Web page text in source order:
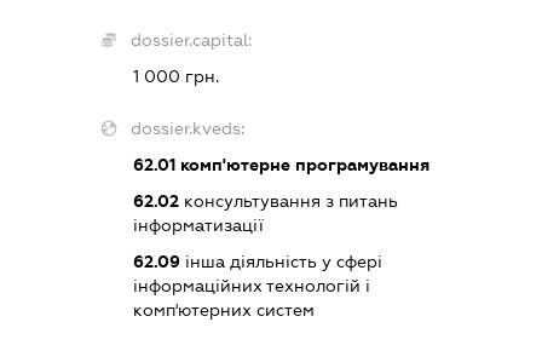
dossier.capital:
1 000 грн.
dossier.kveds:
62.01 комп'ютерне програмування
62.02 консультування з питань
інформатизації
62.09 інша діяльність у сфері
інформаційних технологій і
комп'ютерних систем